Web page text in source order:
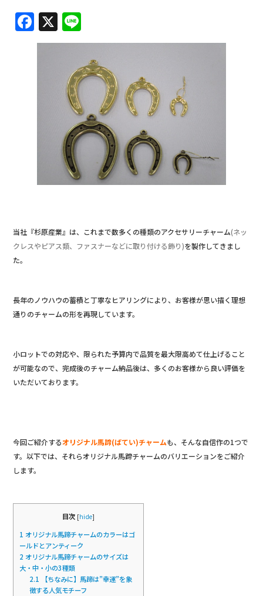
F
a
X
n
e
当社『杉原産業』は、これまで数多くの種類のアクセサリーチャーム(ネッ
クレスやピアス類、ファスナーなどに取り付ける飾り)を製作してきまし
た。
長年のノウハウの蓄積と丁寧なヒアリングにより、お客様が思い描く理想
通りのチャームの形を再現しています。
小ロットでの対応や、限られた予算内で品質を最大限高めて仕上げること
が可能なので、完成後のチャーム納品後は、多くのお客様から良い評価を
いただいております。
今回ご紹介するオリジナル馬蹄(ばてい)チャームも、そんな自信作の1つで
す。以下では、それらオリジナル馬蹄チャームのバリエーションをご紹介
します。
目次 [hide]
1 オリジナル馬蹄チャームのカラーはゴ
ールドとアンティーク
2 オリジナル馬蹄チャームのサイズは
大・中・小の3種類
2.1 【ちなみに】馬蹄は”幸運”を象
徴する人気モチーフ